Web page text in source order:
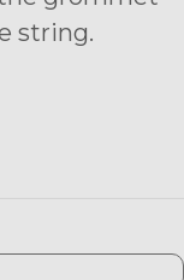
string.